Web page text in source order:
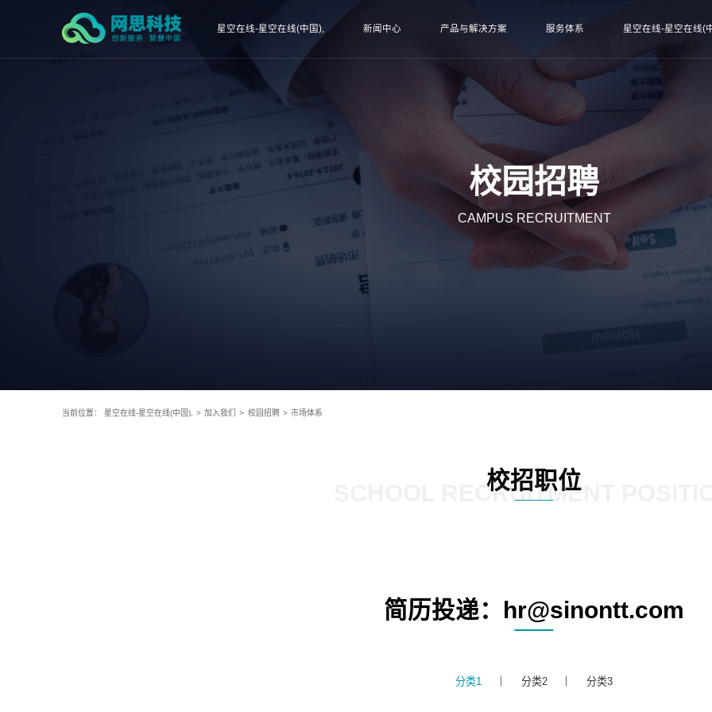
星空在线-星空在线(中国), 新闻中心 产品与解决方案 服务体系 星空在线-星空在线(
校园招聘
CAMPUS RECRUITMENT
当前位置： 星空在线-星空在线(中国), > 加入我们 > 校园招聘 > 市场体系
校招职位
SCHOOL RECRUITMENT
简历投递：hr@sinontt.com
分类1 分类2 分类3